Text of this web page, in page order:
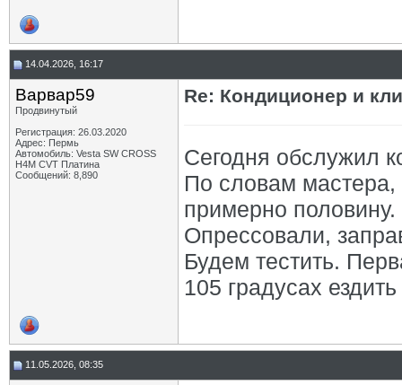
14.04.2026, 16:17
Варвар59
Продвинутый
Регистрация: 26.03.2020
Адрес: Пермь
Автомобиль: Vesta SW CROSS
H4M CVT Платина
Сообщений: 8,890
Re: Кондиционер и
Сегодня обслужил
По словам
примерно половину.
Опрессовали,
Будем тестить.
105 градусах
11.05.2026, 08:35